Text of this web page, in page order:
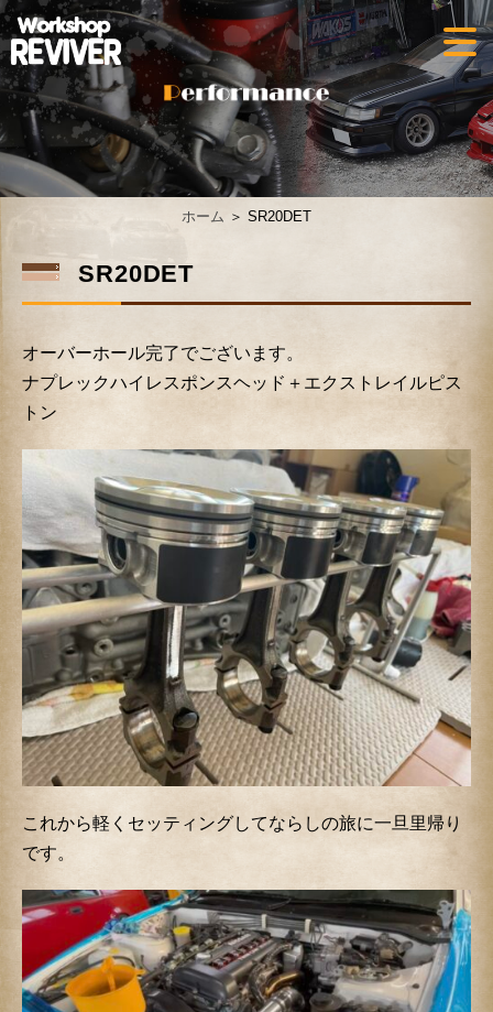
ホーム ＞ SR20DET
SR20DET
オーバーホール完了でございます。
ナプレックハイレスポンスヘッド＋エクストレイルピス
トン
これから軽くセッティングしてならしの旅に一旦里帰り
です。